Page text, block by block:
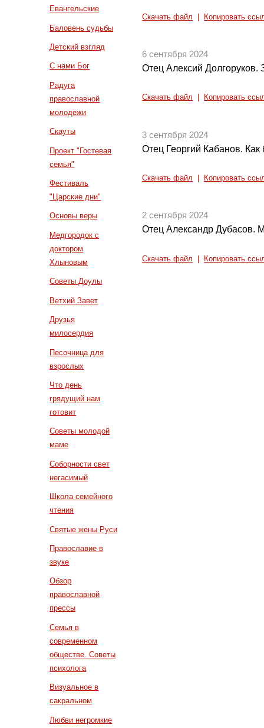
Евангельские
Баловень судьбы
Детский взгляд
С нами Бог
Радуга
православной
молодежи
Скауты
Проект "Гостевая
семья"
Фестиваль
"Царские дни"
Основы веры
Медгородок с
доктором
Хлыновым
Советы Доулы
Ветхий Завет
Друзья
милосердия
Песочница для
взрослых
Что день
грядущий нам
готовит
Советы молодой
маме
Соборности свет
негасимый
Школа семейного
чтения
Святые жены Руси
Православие в
звуке
Обзор
православной
прессы
Семья в
современном
обществе. Советы
психолога
Визуальное в
сакральном
Любви негромкие
Скачать файл Копировать
6 сентября 2024
Отец Алексий
Скачать файл Копировать
3 сентября 2024
Отец Георгий Кабанов.
Скачать файл Копировать
2 сентября 2024
Отец Александр Дубасов.
Скачать файл Копировать